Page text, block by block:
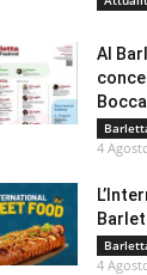
Al
4
4